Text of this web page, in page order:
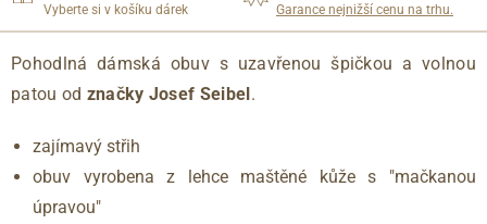
Vyberte si v košíku dárek Garance nejnižší cenu na trhu.
Pohodlná dámská obuv s uzavřenou špičkou a volnou
patou od značky Josef Seibel.
zajímavý střih
obuv vyrobena z lehce maštěné kůže s "mačkanou
úpravou"